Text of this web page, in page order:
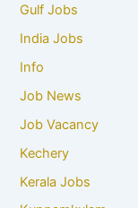
Gulf Jobs
India Jobs
Info
Job News
Job Vacancy
Kechery
Kerala Jobs